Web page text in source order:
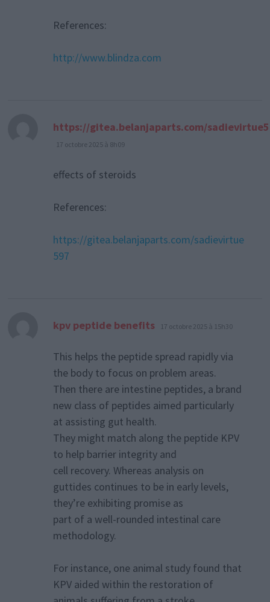
References:
http://www.blindza.com
https://gitea.belanjaparts.com/
dit :
17 octobre 2025 à 8h09
effects of steroids
References:
https://gitea.belanjaparts.com/sadievirtue
597
kpv peptide benefits dit :
17 octobre 2025 à 15h30
This helps the peptide spread rapidly via
the body to focus on problem areas.
Then there are intestine peptides, a brand
new class of peptides aimed particularly
at assisting gut health.
They might match along the peptide KPV
to help barrier integrity and
cell recovery. Whereas analysis on
guttides continues to be in early levels,
they’re exhibiting promise as
part of a well-rounded intestinal care
methodology.
For instance, one animal study found that
KPV aided within the restoration of